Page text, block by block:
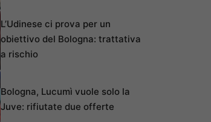
L’Udinese ci prova per un
obiettivo del Bologna: trattativa
a rischio
Bologna, Lucumì vuole solo la
Juve: rifiutate due offerte